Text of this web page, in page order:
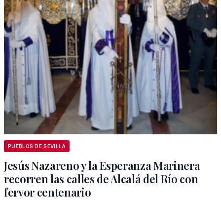
PUEBLOS DE SEVILLA
Jesús Nazareno y la Esperanza Marinera
recorren las calles de Alcalá del Río con
fervor centenario